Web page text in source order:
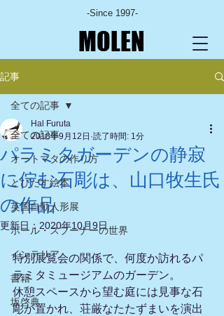
-Since 1997-
MOLEN
記事
全ての記事
オートマタの作り方
とびだす絵本
英国自動人形展
ポール・スプーナーの世界
インテリア
書籍
坂啓典
全ての記事
パラミタガーデンの静寂
に佇む石彫は、山口牧生氏
の作品
Hal Furuta
2018年9月12日 読了時間: 1分
更新日： 2020年10月9日
特別展覧会の関係で、何度か訪れるパ
ラミタミュージアムのガーデン。
休憩スペースから望む庭には見事な石
彫が置かれ、荘厳なたたずまいを演出